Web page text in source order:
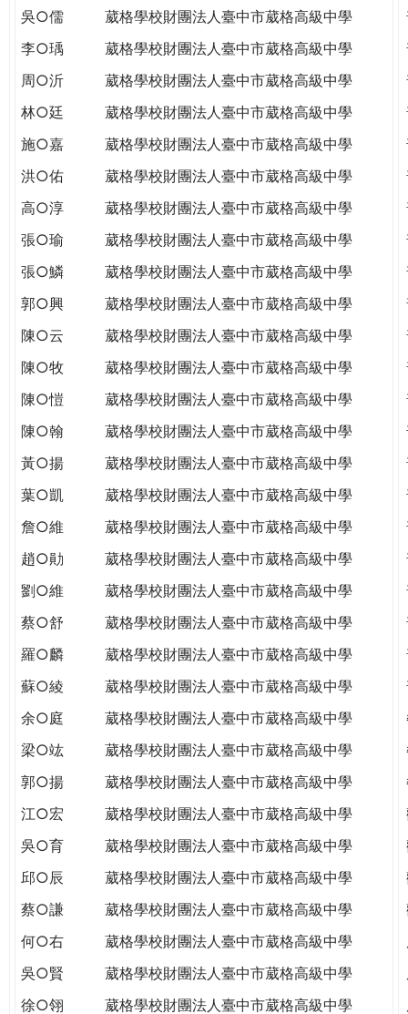
CITIZENSHIP
吳○儒
葳格學校財團法人臺中市葳格高級中學
李○瑀
葳格學校財團法人臺中市葳格高級中學
周○沂
葳格學校財團法人臺中市葳格高級中學
林○廷
葳格學校財團法人臺中市葳格高級中學
施○嘉
葳格學校財團法人臺中市葳格高級中學
洪○佑
葳格學校財團法人臺中市葳格高級中學
高○淳
葳格學校財團法人臺中市葳格高級中學
張○瑜
葳格學校財團法人臺中市葳格高級中學
張○鱗
葳格學校財團法人臺中市葳格高級中學
郭○興
葳格學校財團法人臺中市葳格高級中學
陳○云
葳格學校財團法人臺中市葳格高級中學
陳○牧
葳格學校財團法人臺中市葳格高級中學
陳○愷
葳格學校財團法人臺中市葳格高級中學
陳○翰
葳格學校財團法人臺中市葳格高級中學
黃○揚
葳格學校財團法人臺中市葳格高級中學
葉○凱
葳格學校財團法人臺中市葳格高級中學
詹○維
葳格學校財團法人臺中市葳格高級中學
趙○勛
葳格學校財團法人臺中市葳格高級中學
劉○維
葳格學校財團法人臺中市葳格高級中學
蔡○舒
葳格學校財團法人臺中市葳格高級中學
羅○麟
葳格學校財團法人臺中市葳格高級中學
蘇○綾
葳格學校財團法人臺中市葳格高級中學
余○庭
葳格學校財團法人臺中市葳格高級中學
梁○竑
葳格學校財團法人臺中市葳格高級中學
郭○揚
葳格學校財團法人臺中市葳格高級中學
江○宏
葳格學校財團法人臺中市葳格高級中學
吳○育
葳格學校財團法人臺中市葳格高級中學
邱○辰
葳格學校財團法人臺中市葳格高級中學
蔡○謙
葳格學校財團法人臺中市葳格高級中學
何○右
葳格學校財團法人臺中市葳格高級中學
吳○賢
葳格學校財團法人臺中市葳格高級中學
徐○翎
葳格學校財團法人臺中市葳格高級中學